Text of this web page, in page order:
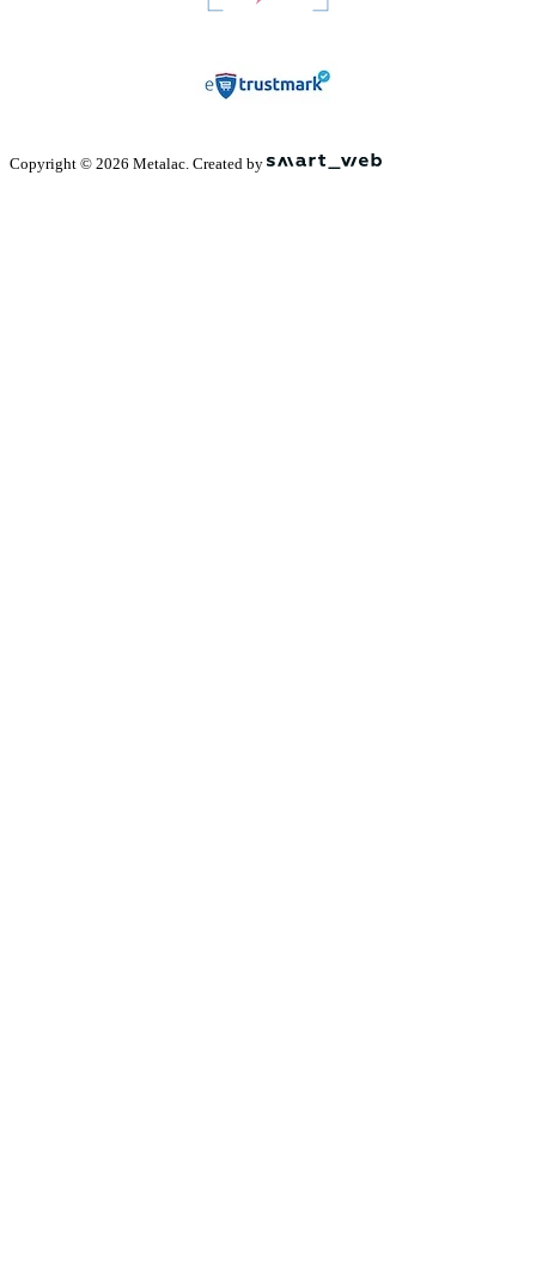
Copyright © 2026 Metalac. Created by